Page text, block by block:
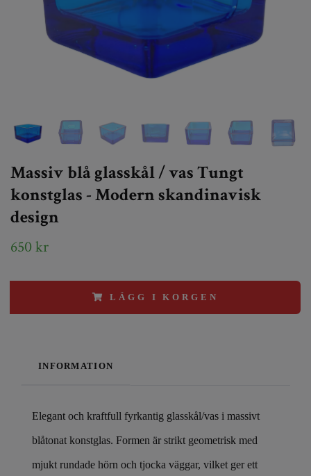
Massiv blå glasskål / vas Tungt
konstglas - Modern skandinavisk
design
650 kr
LÄGG I KORGEN
INFORMATION
Elegant och kraftfull fyrkantig glasskål/vas i massivt
blåtonat konstglas. Formen är strikt geometrisk med
mjukt rundade hörn och tjocka väggar, vilket ger ett